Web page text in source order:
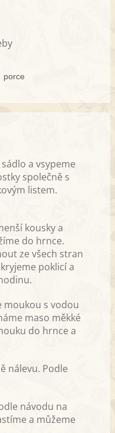
porce
a vsypeme
společně s
listem.
kousky a
do hrnce.
ze všech stran
poklicí a
moukou s vodou
maso měkké
do hrnce a
nálevu. Podle
návodu na
a můžeme